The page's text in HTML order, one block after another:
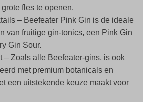
fles te openen.
– Beefeater Pink Gin is de ideale
van fruitige gin-tonics, een Pink Gin
Gin Sour.
– Zoals alle Beefeater-gins, is ook
met premium botanicals en
een uitstekende keuze maakt voor